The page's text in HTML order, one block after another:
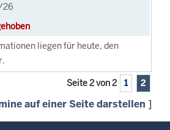
26
liegen für heute, den
Seite 2 von 2 1 2
auf einer Seite darstellen ]